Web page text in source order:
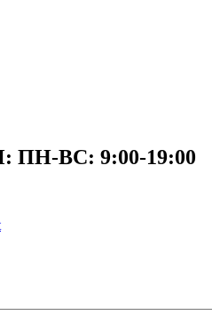
ВC: 9:00-19:00